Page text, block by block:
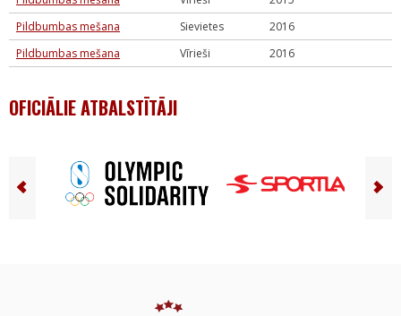
Pildbumbas mešana
Sievietes
2016
Pildbumbas mešana
Vīrieši 2016
OFICIĀLIE ATBALSTĪTĀJI